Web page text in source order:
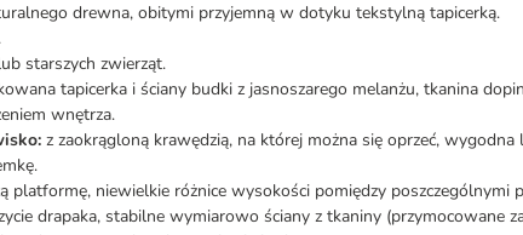
drewna, obitymi przyjemną w dotyku tekstylną tapicerką.
starszych zwierząt.
tapicerka i ściany budki z jasnoszarego melanżu, tkanina
wnętrza.
z zaokrągloną krawędzią, na której można się oprzeć, wygodna
platformę, niewielkie różnice wysokości pomiędzy poszczególnymi
drapaka, stabilne wymiarowo ściany z tkaniny (przymocowane